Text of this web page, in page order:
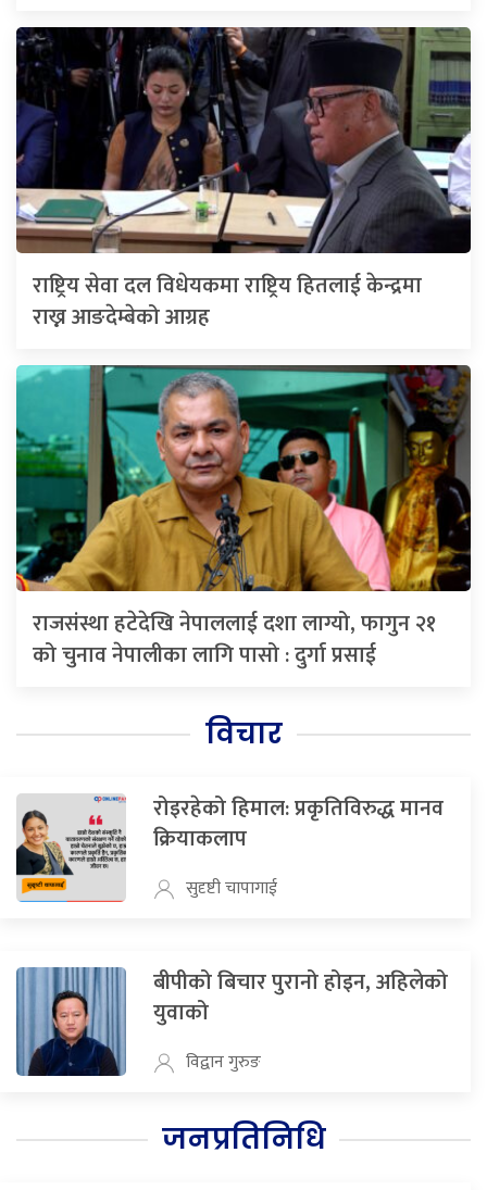
राष्ट्रिय सेवा दल विधेयकमा राष्ट्रिय हितलाई केन्द्रमा
राख्न आङदेम्बेको आग्रह
राजसंस्था हटेदेखि नेपाललाई दशा लाग्यो, फागुन २१
को चुनाव नेपालीका लागि पासो : दुर्गा प्रसाई
विचार
रोइरहेको हिमाल: प्रकृतिविरुद्ध मानव
क्रियाकलाप
सुदृष्टी चापागाई
बीपीको बिचार पुरानो होइन, अहिलेको
युवाको
विद्वान गुरुङ
जनप्रतिनिधि